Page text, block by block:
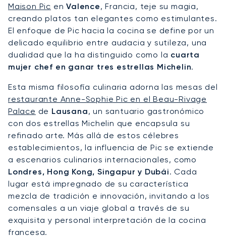
Maison Pic enValence, Francia, teje su magia,
creando platos tan elegantes como estimulantes.
El enfoque de Pic hacia la cocina se define por un
delicado equilibrio entre audacia y sutileza, una
dualidad que la ha distinguido como la cuarta
mujer chef en ganar tres estrellas Michelin.
Esta misma filosofía culinaria adorna las mesas del
restaurante Anne-Sophie Pic en el Beau-Rivage
Palace de Lausana, un santuario gastronómico
con dos estrellas Michelin que encapsula su
refinado arte. Más allá de estos célebres
establecimientos, la influencia de Pic se extiende
a escenarios culinarios internacionales, como
Londres, Hong Kong, Singapur y Dubái. Cada
lugar está impregnado de su característica
mezcla de tradición e innovación, invitando a los
comensales a un viaje global a través de su
exquisita y personal interpretación de la cocina
francesa.